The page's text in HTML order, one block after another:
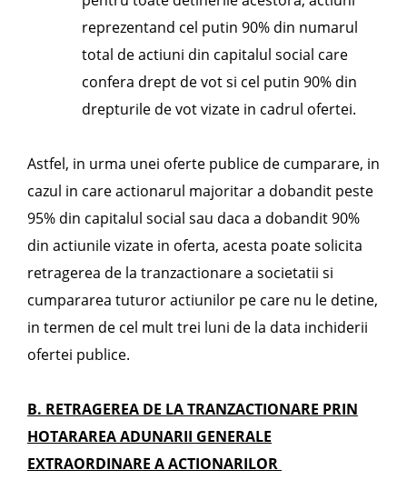
reprezentand cel putin 90% din numarul
total de actiuni din capitalul social care
confera drept de vot si cel putin 90% din
drepturile de vot vizate in cadrul ofertei.
Astfel, in urma unei oferte publice de cumparare, in
cazul in care actionarul majoritar a dobandit peste
95% din capitalul social sau daca a dobandit 90%
din actiunile vizate in oferta, acesta poate solicita
retragerea de la tranzactionare a societatii si
cumpararea tuturor actiunilor pe care nu le detine,
in termen de cel mult trei luni de la data inchiderii
ofertei publice.
B. RETRAGEREA DE LA TRANZACTIONARE PRIN
HOTARAREA ADUNARII GENERALE
EXTRAORDINARE A ACTIONARILOR